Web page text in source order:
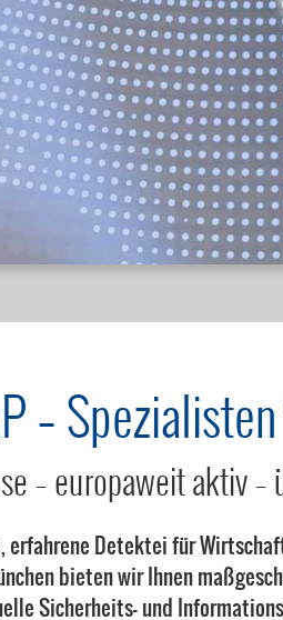
–
– europaweit aktiv
Detektei für
bieten wir Ihnen
Sicherheits- und